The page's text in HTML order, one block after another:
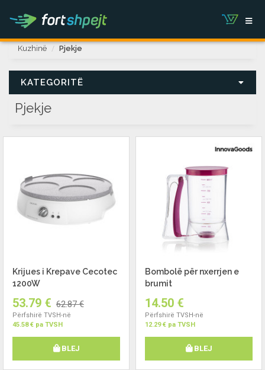
Kuzhinë Pjekje
KATEGORITË
Pjekje
Krijues i Krepave Cecotec
1200W
53.79 € 62.87 €
Përfshirë TVSH-në
45.58 € pa TVSH
BLEJ
Bombolë për nxerrjen e
brumit
14.50 €
Përfshirë TVSH-në
12.29 € pa TVSH
BLEJ